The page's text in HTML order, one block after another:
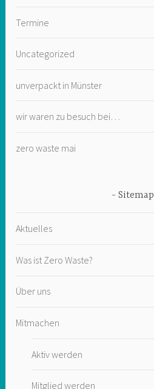
Termine
Uncategorized
unverpackt in Münster
wir waren zu besuch bei…
zero waste mai
Sitemap
Aktuelles
Was ist Zero Waste?
Über uns
Mitmachen
Aktiv werden
Mitglied werden